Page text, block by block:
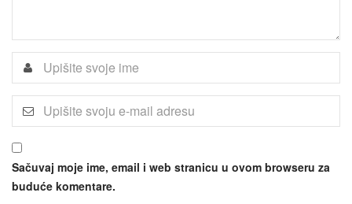
Sačuvaj moje ime, email i web stranicu u ovom browseru za
buduće komentare.